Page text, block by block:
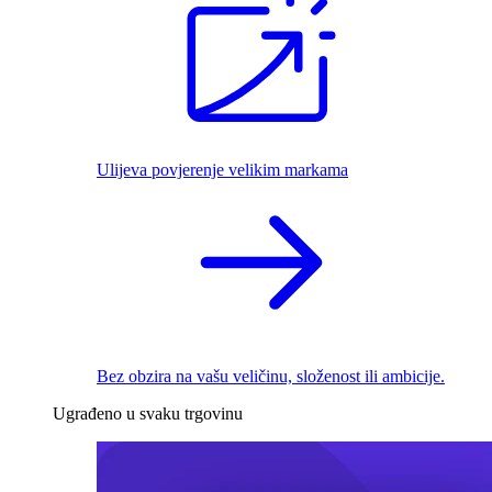
Ulijeva povjerenje velikim markama
Bez obzira na vašu veličinu, složenost ili ambicije.
Ugrađeno u svaku trgovinu